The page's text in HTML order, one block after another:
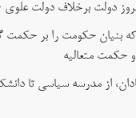
دولت برخلاف دولت
بنیان حکومت را بر حکمت
حکمت متعالیه
از مدرسه سیاسی تا